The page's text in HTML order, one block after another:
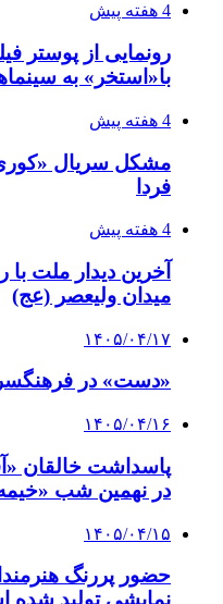
4 هفته پیش
رونمایی از پوستر
با«استخر» به
4 هفته پیش
مشکل سریال
فردا
4 هفته پیش
آخرین دیدار ملت با
میدان ولیعصر (عج)
۱۴۰۵/۰۴/۱۷
«دست» در
۱۴۰۵/۰۴/۱۶
پاسداشت خالقان
در نهمین شب
۱۴۰۵/۰۴/۱۵